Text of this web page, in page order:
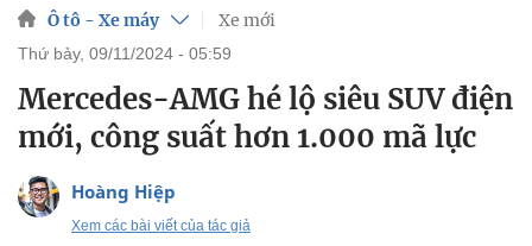
Ô tô - Xe máy Xe mới
thứ bảy, 09/11/2024 - 05:59
Mercedes-AMG hé lộ siêu SUV điện
mới, công suất hơn 1.000 mã lực
Hoàng Hiệp
Xem các bài viết của tác giả